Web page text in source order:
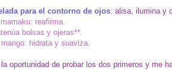
para el contorno de ojos: alisa, ilumina y
reafirma.
bolsas y ojeras**.
hidrata y suaviza.
oportunidad de probar los dos primeros y me